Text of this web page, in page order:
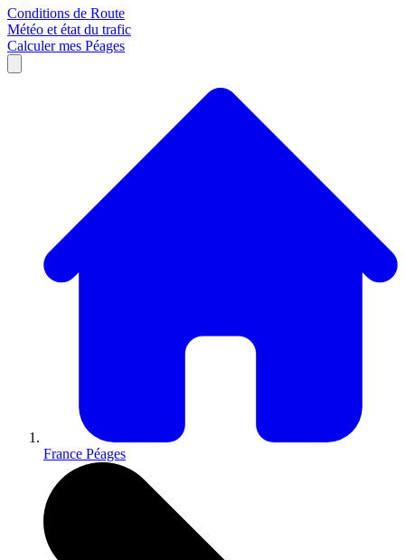
Conditions de Route
Météo et état du trafic
Calculer mes Péages
France Péages